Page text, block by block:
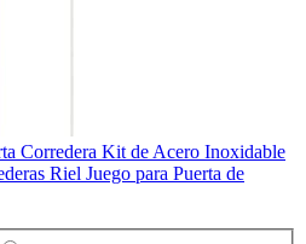
Corredera Kit de Acero Inoxidable
Riel Juego para Puerta de